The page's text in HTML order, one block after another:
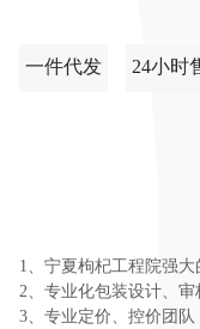
一件代发 24小时
1、宁夏枸杞工程院强
2、专业化包装设计、审
3、专业定价、控价团队